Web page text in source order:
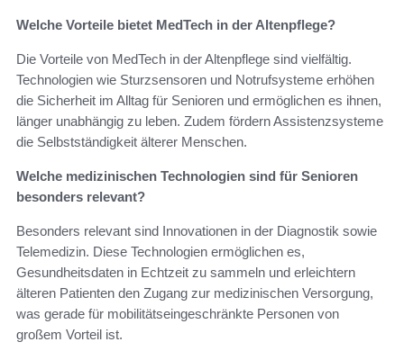
Welche Vorteile bietet MedTech in der Altenpflege?
Die Vorteile von MedTech in der Altenpflege sind vielfältig.
Technologien wie Sturzsensoren und Notrufsysteme erhöhen
die Sicherheit im Alltag für Senioren und ermöglichen es ihnen,
länger unabhängig zu leben. Zudem fördern Assistenzsysteme
die Selbstständigkeit älterer Menschen.
Welche medizinischen Technologien sind für Senioren
besonders relevant?
Besonders relevant sind Innovationen in der Diagnostik sowie
Telemedizin. Diese Technologien ermöglichen es,
Gesundheitsdaten in Echtzeit zu sammeln und erleichtern
älteren Patienten den Zugang zur medizinischen Versorgung,
was gerade für mobilitätseingeschränkte Personen von
großem Vorteil ist.